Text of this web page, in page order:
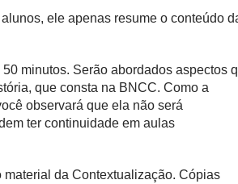
ele apenas resume o conteúdo
minutos. Serão abordados aspectos
que consta na BNCC. Como a
observará que ela não será
ter continuidade em aulas
da Contextualização. Cópias